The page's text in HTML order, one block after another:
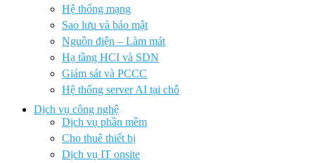
Hệ thống mạng
Sao lưu và bảo mật
Nguồn điện – Làm mát
Hạ tầng HCI và SDN
Giám sát và PCCC
Hệ thống server AI tại chỗ
Dịch vụ công nghệ
Dịch vụ phần mềm
Cho thuê thiết bị
Dịch vụ IT onsite